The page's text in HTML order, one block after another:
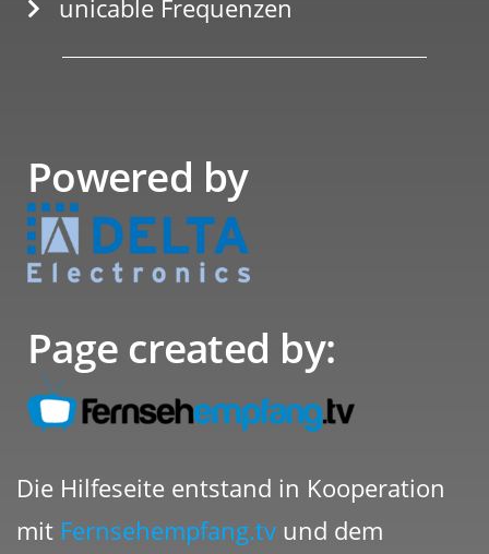
unicable Frequenzen
Powered by
Page created by:
Die Hilfeseite entstand in Kooperation
mit Fernsehempfang.tv und dem